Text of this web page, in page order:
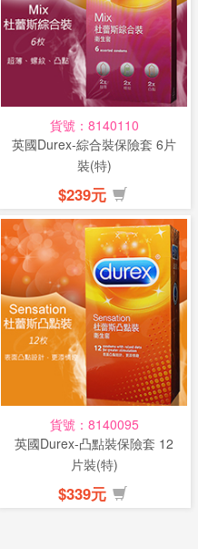
貨號：8140110
英國Durex-綜合裝保險套 6片
裝(特)
$239元
貨號：8140095
英國Durex-凸點裝保險套 12
片裝(特)
$339元